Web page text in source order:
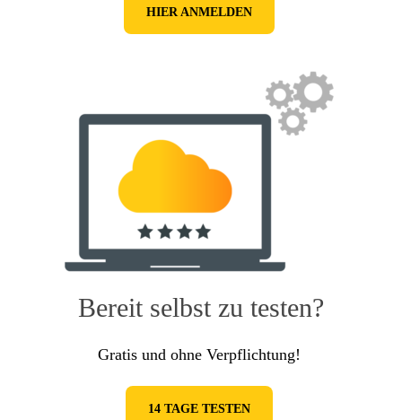
HIER ANMELDEN
Bereit selbst zu testen?
Gratis und ohne Verpflichtung!
14 TAGE TESTEN